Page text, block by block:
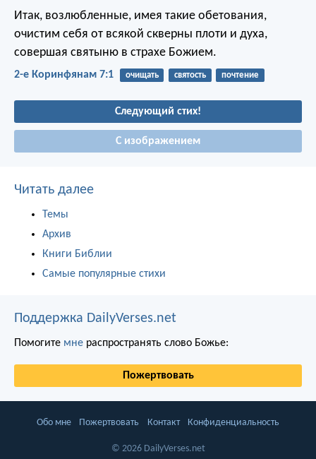
Итак, возлюбленные, имея такие обетования,
очистим себя от всякой скверны плоти и духа,
совершая святыню в страхе Божием.
2-е Коринфянам 7:1 очищать святость почтение
Следующий стих!
С изображением
Читать далее
Темы
Архив
Книги Библии
Самые популярные стихи
Поддержка DailyVerses.net
Помогите мне распространять слово Божье:
Пожертвовать
Обо мне Пожертвовать Контакт Конфиденциальность
© 2026 DailyVerses.net